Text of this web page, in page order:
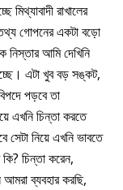
রাখালের
গোপনের একটা বড়ো
আমি দেখিনি
এটা খুব বড় সঙ্কট,
পড়বে তা
এখনি চিন্তা করতে
সেটা নিয়ে এখনি ভাবতে
চিন্তা করেন,
ব্যবহার করছি,